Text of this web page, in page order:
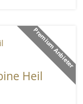
Premium Anbieter
Heil